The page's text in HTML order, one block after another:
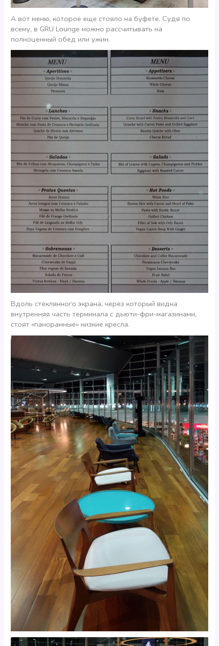
А вот меню, которое еще стояло на буфете. Судя по
всему, в GRU Lounge можно рассчитывать на
полноценный обед или ужин.
Вдоль стеклянного экрана, через который видна
внутренняя часть терминала с дьюти-фри-магазинами,
стоят «панорамные» низкие кресла.